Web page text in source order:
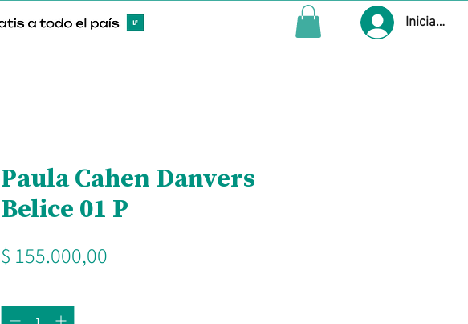
Iniciar
Paula Cahen Danvers
Belice 01 P
$ 155.000,00